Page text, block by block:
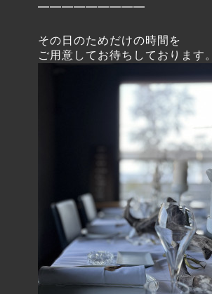
━━━━━━━━━
その日のためだけの時間を
ご用意してお待ちしております。